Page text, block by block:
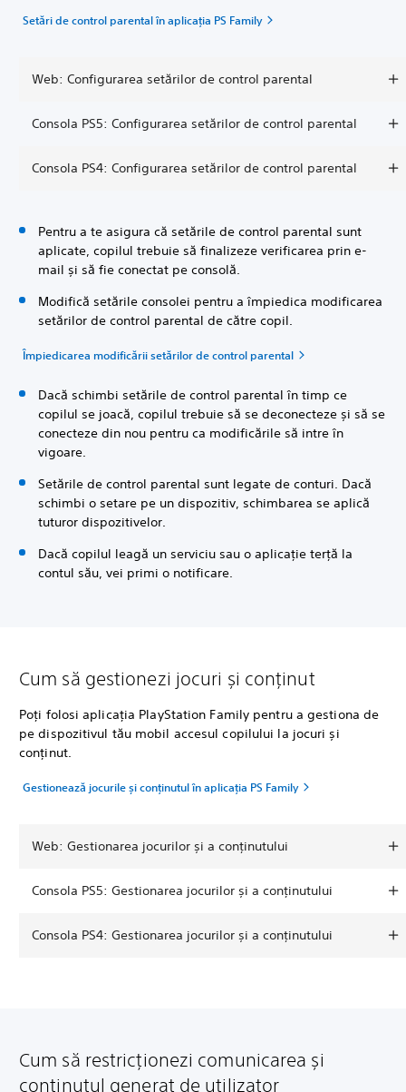
Setări de control parental în aplicația PS Family
Web: Configurarea setărilor de control parental
Consola PS5: Configurarea setărilor de control parental
Consola PS4: Configurarea setărilor de control parental
Pentru a te asigura că setările de control parental sunt
aplicate, copilul trebuie să finalizeze verificarea prin e-
mail și să fie conectat pe consolă.
Modifică setările consolei pentru a împiedica modificarea
setărilor de control parental de către copil.
Împiedicarea modificării setărilor de control parental
Dacă schimbi setările de control parental în timp ce
copilul se joacă, copilul trebuie să se deconecteze și să se
conecteze din nou pentru ca modificările să intre în
vigoare.
Setările de control parental sunt legate de conturi. Dacă
schimbi o setare pe un dispozitiv, schimbarea se aplică
tuturor dispozitivelor.
Dacă copilul leagă un serviciu sau o aplicație terță la
contul său, vei primi o notificare.
Cum să gestionezi jocuri și conținut
Poți folosi aplicația PlayStation Family pentru a gestiona de
pe dispozitivul tău mobil accesul copilului la jocuri și
conținut.
Gestionează jocurile și conținutul în aplicația PS Family
Web: Gestionarea jocurilor și a conținutului
Consola PS5: Gestionarea jocurilor și a conținutului
Consola PS4: Gestionarea jocurilor și a conținutului
Cum să restricționezi comunicarea și
conținutul generat de utilizator